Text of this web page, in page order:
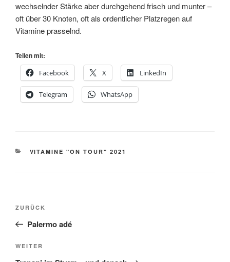
wechselnder Stärke aber durchgehend frisch und munter –
oft über 30 Knoten, oft als ordentlicher Platzregen auf
Vitamine prasselnd.
Teilen mit:
Facebook
X LinkedIn
Telegram WhatsApp
KATEGORIEN
VITAMINE "ON TOUR" 2021
Beitragsnavigation
Vorheriger
Beitrag
ZURÜCK
Palermo adé
Nächster
Beitrag
WEITER